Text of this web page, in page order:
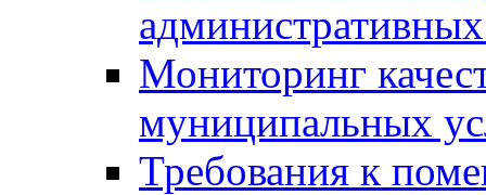
Мониторинг
муниципальных
Требования к